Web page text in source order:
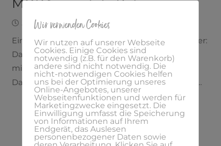
MORA – mobile Reha
Januar 19, 2024 Laura
Ein neues Design aus meiner Grafikdesign-Feder:
Das brandneue Logo für Mora ist da und strahlt
mit frischen Grüntönen gute Energie aus!
Das neue Logo verkörpert die Essenz von Mora…
Wir verwenden Cookies
Wir nutzen auf unserer Webseite
Cookies. Einige Cookies sind
notwendig (z.B. für den Warenkorb)
andere sind nicht notwendig. Die
nicht-notwendigen Cookies helfen
uns bei der Optimierung unseres
Online-Angebotes, unserer
Webseitenfunktionen und werden für
Marketingzwecke eingesetzt. Die
Einwilligung umfasst die Speicherung
von Informationen auf Ihrem
Endgerät, das Auslesen
personenbezogener Daten sowie